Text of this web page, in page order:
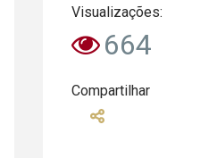
Visualizações:
664
Compartilhar